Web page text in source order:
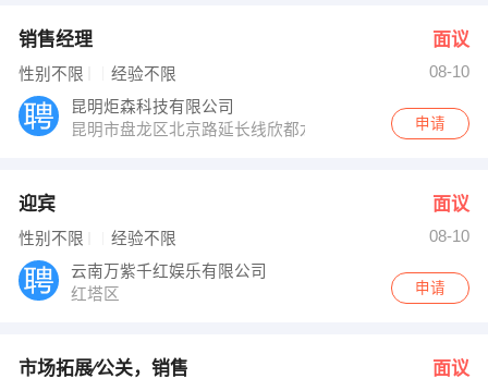
销售经理 面议
性别不限 经验不限
08-10
昆明炬森科技有限公司
昆明市盘龙区北京路延长线欣都龙城4栋502号
申请
迎宾 面议
性别不限 经验不限
08-10
云南万紫千红娱乐有限公司
红塔区
申请
市场拓展∕公关，销售 面议